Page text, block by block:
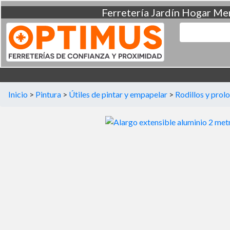
Ferretería Jardín Hogar
Inicio > Pintura > Útiles de pintar y empapelar > Rodillos y